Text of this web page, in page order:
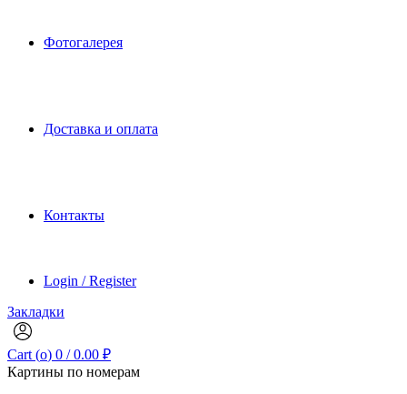
Фотогалерея
Доставка и оплата
Контакты
Login / Register
Закладки
Cart (o) 0 / 0.00 ₽
Картины по номерам